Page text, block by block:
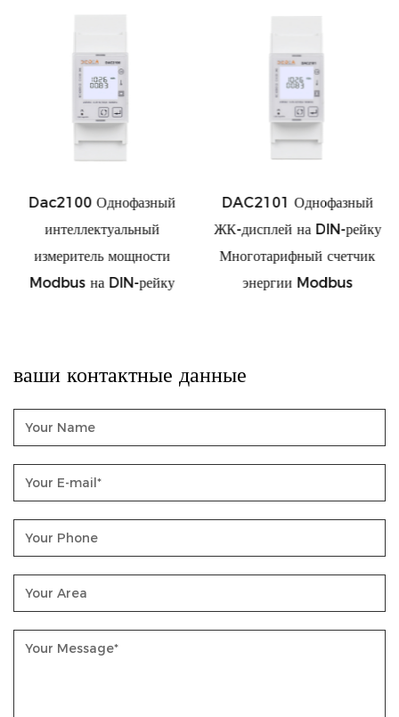
Dac2100 Однофазный
интеллектуальный
измеритель мощности
Modbus на DIN-рейку
DAC2101 Однофазный
ЖК-дисплей на DIN-рейку
Многотарифный счетчик
энергии Modbus
ваши контактные данные